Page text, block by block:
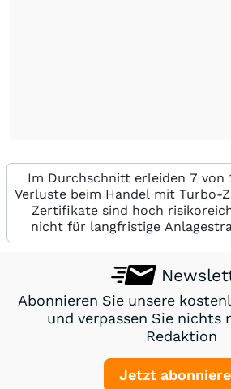
Im Durchschnitt erleiden 7 von
Verluste beim Handel mit Turbo-
Zertifikate sind hoch
nicht für langfristige
Abonnieren Sie unsere
und verpassen Sie nichts
Redaktion
Jetzt